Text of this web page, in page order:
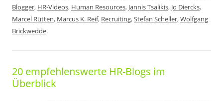
Blogger, HR-Videos, Human Resources, Jannis Tsalikis, Jo Diercks,
Marcel Rütten, Marcus K. Reif, Recruiting,Stefan Scheller,Wolfgang
Brickwedde.
20 empfehlenswerte HR-Blogs im
Überblick